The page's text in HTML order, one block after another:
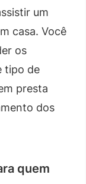
um
casa. Você
os
tipo de
presta
dos
quem